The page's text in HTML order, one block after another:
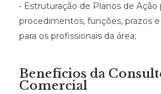
• Estruturação de Planos de
procedimentos, funções, prazos
para os profissionais da área;
Benefícios da
Comercial